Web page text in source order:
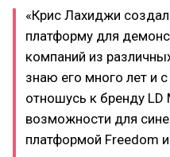
«Крис Лахиджи
платформу для
компаний из
знаю его много лет и
отношусь к бренду
возможности для
платформой Freedom